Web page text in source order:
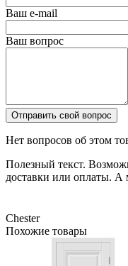
Ваш e-mail
Ваш вопрос
Отправить свой вопрос
Нет вопросов об этом
Полезный текст.
доставки или оплаты. А
Chester
Похожие товары